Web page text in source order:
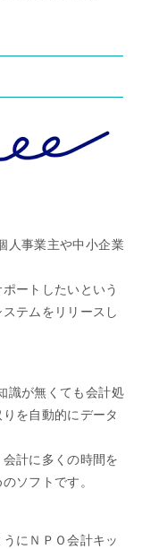
人事業主や中小企業
ートしたいという
テムをリリースし
識が無くても会計処
を自動的にデータ
計に多くの時間を
ソフトです。
にＮＰＯ会計キッ